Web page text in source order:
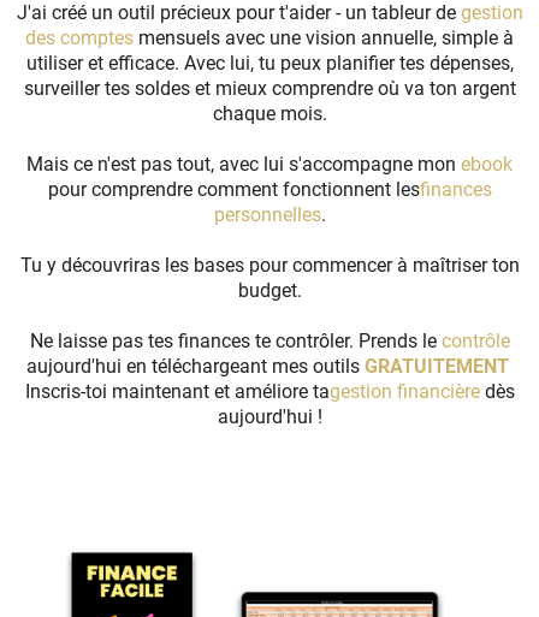
J'ai créé un outil précieux pour t'aider - un tableur de gestion
des comptes mensuels avec une vision annuelle, simple à
utiliser et efficace. Avec lui, tu peux planifier tes dépenses,
surveiller tes soldes et mieux comprendre où va ton argent
chaque mois.
Mais ce n'est pas tout, avec lui s'accompagne mon ebook
pour comprendre comment fonctionnent lesfinances
personnelles.
Tu y découvriras les bases pour commencer à maîtriser ton
budget.
Ne laisse pas tes finances te contrôler. Prends le contrôle
aujourd'hui en téléchargeant mes outils GRATUITEMENT.
Inscris-toi maintenant et améliore tagestion financièredès
aujourd'hui !